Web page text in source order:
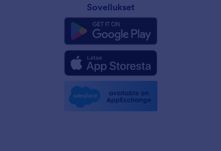
Sovellukset